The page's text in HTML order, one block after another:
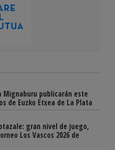
Mignaburu publicarán este
de Euzko Etxea de La Plata
gran nivel de juego,
Los Vascos 2026 de